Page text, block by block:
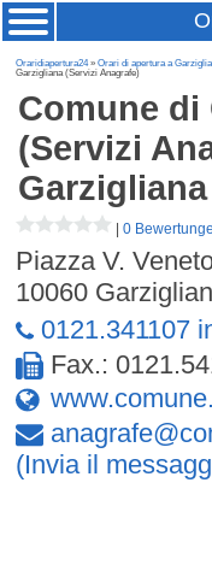
Oraridiapertura24»Orari di apertura a
Garzigliana (Servizi Anagrafe)
Comune di
(Servizi
Garzigliana
|0
Piazza V.
10060
0121.341107
Fax.:
anagrafe@
(Invia il